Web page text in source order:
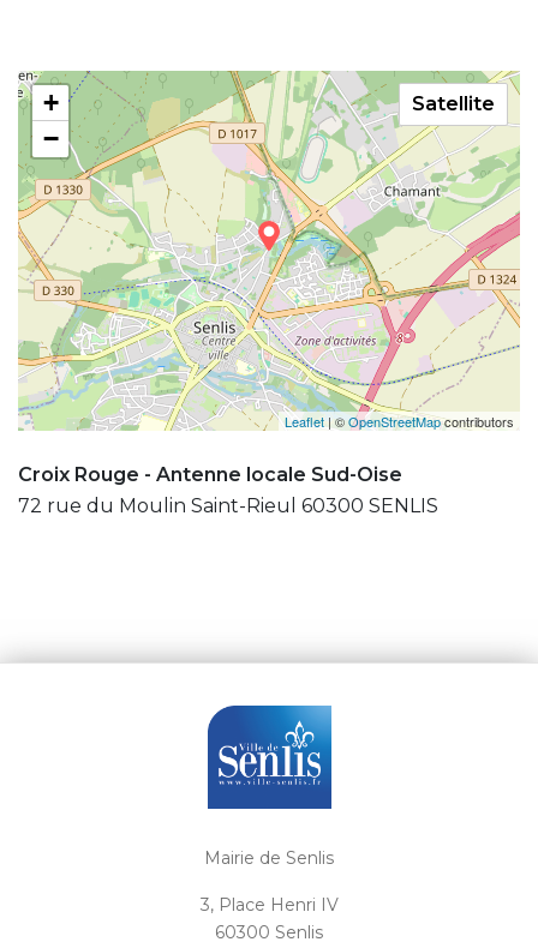
+
−
Leaflet | ©OpenStreetMapcontributors
Satellite
Croix Rouge - Antenne locale Sud-Oise
72 rue du Moulin Saint-Rieul 60300 SENLIS
Mairie de Senlis
3, Place Henri IV
60300 Senlis